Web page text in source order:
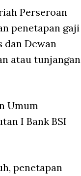
Perseroan
penetapan gaji
dan Dewan
atau tunjangan
Umum
I Bank BSI
penetapan